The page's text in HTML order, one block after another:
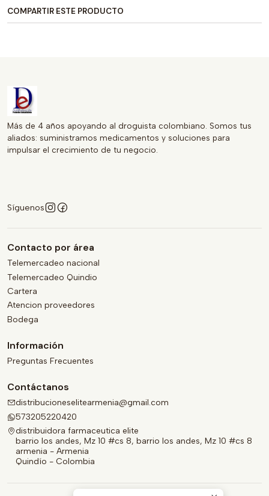
confianza.
COMPARTIR ESTE PRODUCTO
Más de 4 años apoyando al droguista colombiano. Somos tus
aliados: suministramos medicamentos y soluciones para
impulsar el crecimiento de tu negocio.
Síguenos
Contacto por área
Telemercadeo nacional
Telemercadeo Quindio
Cartera
Atencion proveedores
Bodega
Información
Preguntas Frecuentes
Contáctanos
distribucioneselitearmenia@gmail.com
573205220420
distribuidora farmaceutica elite
barrio los andes, Mz 10 #cs 8, barrio los andes, Mz 10 #cs 8
armenia - Armenia
Quindío - Colombia